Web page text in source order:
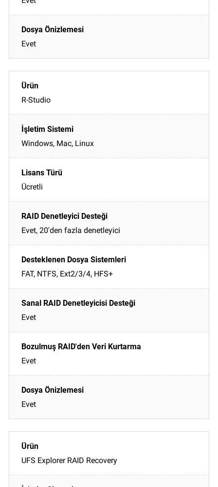
Evet
R-Studio
Windows, Mac, Linux
Ücretli
Evet, 20'den fazla denetleyici
FAT, NTFS, Ext2/3/4, HFS+
Evet
Evet
Evet
UFS Explorer RAID Recovery